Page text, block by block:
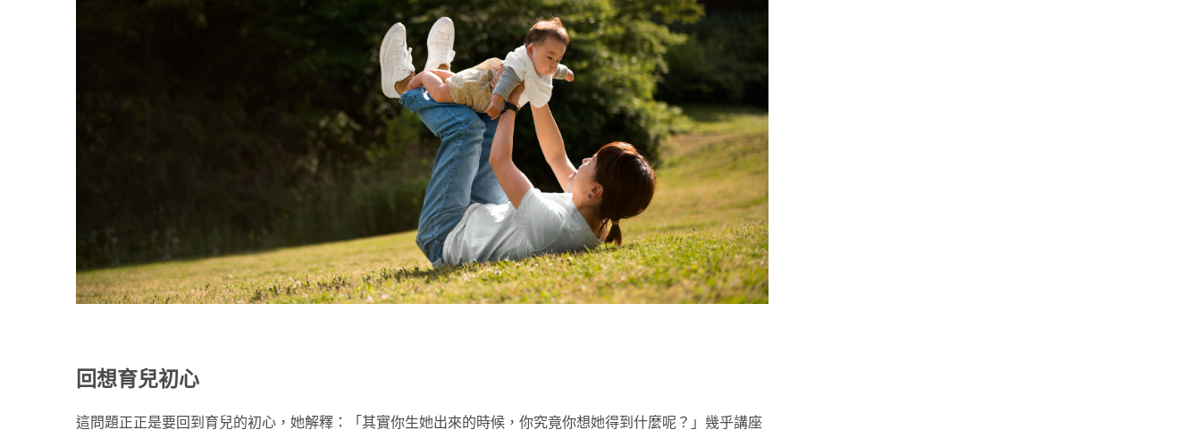
回想育兒初心
這問題正正是要回到育兒的初心，她解釋：「其實你生她出來的時候，你究竟你想她得到什麼呢？」幾乎講座